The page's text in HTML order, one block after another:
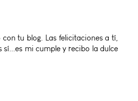
tu blog. Las felicitaciones a tí,
sí...es mi cumple y recibo la dulce